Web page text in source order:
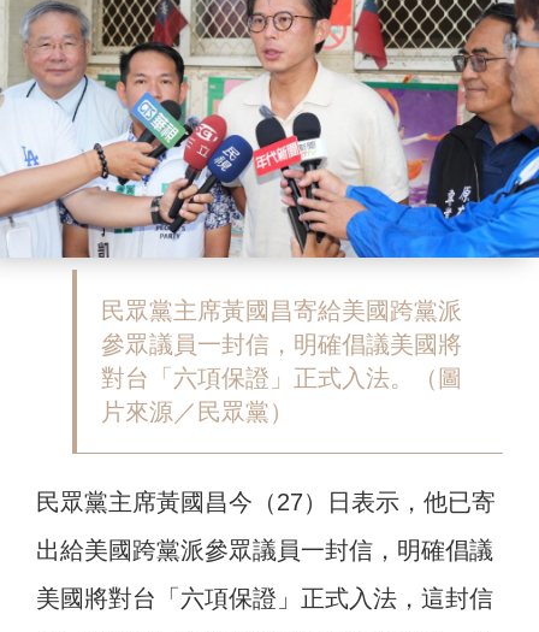
民眾黨主席黃國昌寄給美國跨黨派
參眾議員一封信，明確倡議美國將
對台「六項保證」正式入法。（圖
片來源／民眾黨）
民眾黨主席黃國昌今（27）日表示，他已寄
出給美國跨黨派參眾議員一封信，明確倡議
美國將對台「六項保證」正式入法，這封信